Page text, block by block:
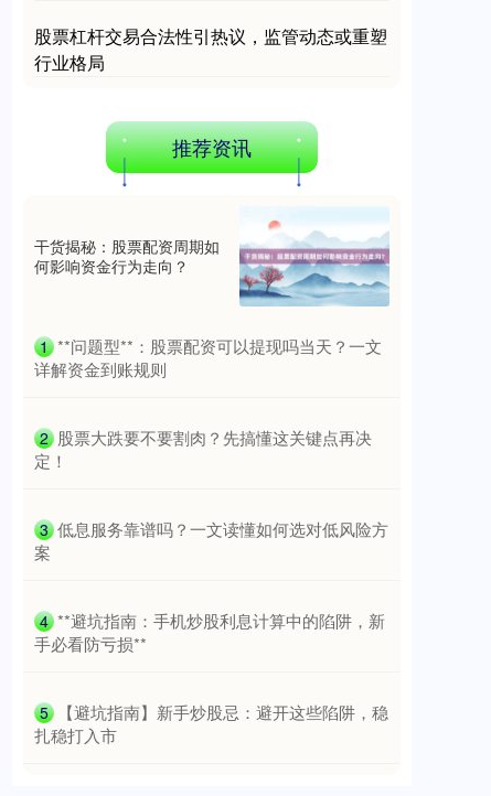
创业板指 3563.12 +47.56 +1.35%
基金指数
股票杠杆交易合法性引热议，监管动态或重塑
行业格局
推荐资讯
干货揭秘：股票配资周期如
何影响资金行为走向？
1 ​**问题型**：股票配资可以提现吗当天？一文
详解资金到账规则
2 ​股票大跌要不要割肉？先搞懂这关键点再决
定！
3 ​低息服务靠谱吗？一文读懂如何选对低风险方
案
4 ​**避坑指南：手机炒股利息计算中的陷阱，新
手必看防亏损**
5
​【避坑指南】新手炒股忌：避开这些陷阱，稳
扎稳打入市